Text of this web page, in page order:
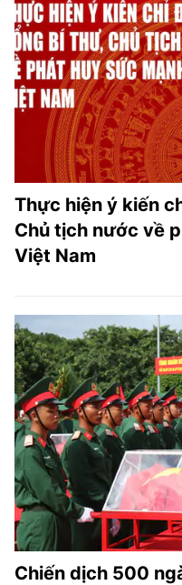
Thực hiện ý kiến
Chủ tịch nước về
Việt Nam
Chiến dịch 500